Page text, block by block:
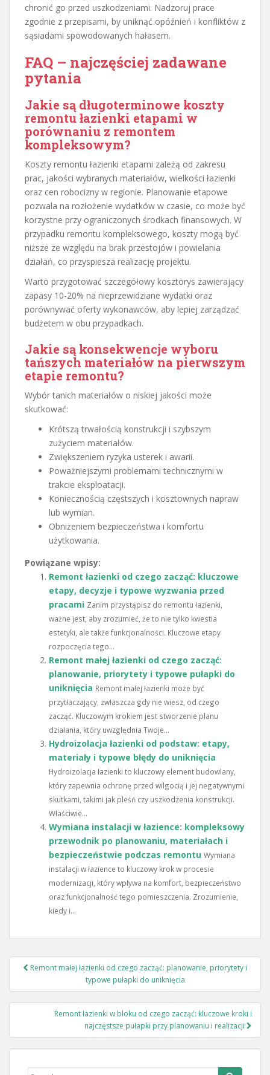
chronić go przed uszkodzeniami. Nadzoruj prace
zgodnie z przepisami, by uniknąć opóźnień i konfliktów z
sąsiadami spowodowanych hałasem.
FAQ – najczęściej zadawane
pytania
Jakie są długoterminowe koszty
remontu łazienki etapami w
porównaniu z remontem
kompleksowym?
Koszty remontu łazienki etapami zależą od zakresu
prac, jakości wybranych materiałów, wielkości łazienki
oraz cen robocizny w regionie. Planowanie etapowe
pozwala na rozłożenie wydatków w czasie, co może być
korzystne przy ograniczonych środkach finansowych. W
przypadku remontu kompleksowego, koszty mogą być
niższe ze względu na brak przestojów i powielania
działań, co przyspiesza realizację projektu.
Warto przygotować szczegółowy kosztorys zawierający
zapasy 10-20% na nieprzewidziane wydatki oraz
porównywać oferty wykonawców, aby lepiej zarządzać
budżetem w obu przypadkach.
Jakie są konsekwencje wyboru
tańszych materiałów na pierwszym
etapie remontu?
Wybór tanich materiałów o niskiej jakości może
skutkować:
Krótszą trwałością konstrukcji i szybszym
zużyciem materiałów.
Zwiększeniem ryzyka usterek i awarii.
Poważniejszymi problemami technicznymi w
trakcie eksploatacji.
Koniecznością częstszych i kosztownych napraw
lub wymian.
Obniżeniem bezpieczeństwa i komfortu
użytkowania.
Powiązane wpisy:
Remont łazienki od czego zacząć: kluczowe
etapy, decyzje i typowe wyzwania przed
pracami Zanim przystąpisz do remontu łazienki,
ważne jest, aby zrozumieć, że to nie tylko kwestia
estetyki, ale także funkcjonalności. Kluczowe etapy
rozpoczęcia tego...
Remont małej łazienki od czego zacząć:
planowanie, priorytety i typowe pułapki do
uniknięcia Remont małej łazienki może być
przytłaczający, zwłaszcza gdy nie wiesz, od czego
zacząć. Kluczowym krokiem jest stworzenie planu
działania, który uwzględnia Twoje...
Hydroizolacja łazienki od podstaw: etapy,
materiały i typowe błędy do uniknięcia
Hydroizolacja łazienki to kluczowy element budowlany,
który zapewnia ochronę przed wilgocią i jej negatywnymi
skutkami, takimi jak pleśń czy uszkodzenia konstrukcji.
Właściwie...
Wymiana instalacji w łazience: kompleksowy
przewodnik po planowaniu, materiałach i
bezpieczeństwie podczas remontu Wymiana
instalacji w łazience to kluczowy krok w procesie
modernizacji, który wpływa na komfort, bezpieczeństwo
oraz funkcjonalność tego pomieszczenia. Zrozumienie,
kiedy i...
Nawigacja
Remont małej łazienki od czego zacząć: planowanie, priorytety i
typowe pułapki do uniknięcia
Remont łazienki w bloku od czego zacząć: kluczowe kroki i
najczęstsze pułapki przy planowaniu i realizacji